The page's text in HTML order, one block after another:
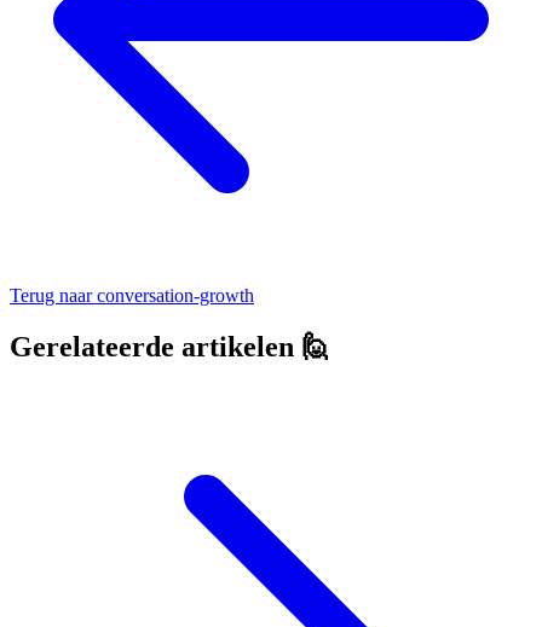
Terug naarconversation-growth
Gerelateerde artikelen 🙋